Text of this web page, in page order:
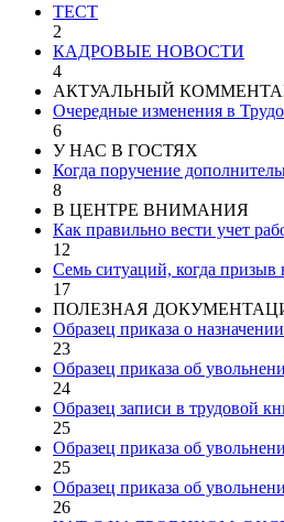
ТЕСТ
2
КАДРОВЫЕ НОВОСТИ
4
АКТУАЛЬНЫЙ
Очередные изменения в
6
У НАС В ГОСТЯХ
Когда поручение
8
В ЦЕНТРЕ ВНИМАНИЯ
Как правильно вести учет
12
Семь ситуаций, когда
17
ПОЛЕЗНАЯ
Образец приказа о
23
Образец приказа об
24
Образец записи в трудовой
25
Образец приказа об
25
Образец приказа об
26